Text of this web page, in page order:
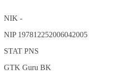
NIK -
NIP 197812252006042005
STAT PNS
GTK Guru BK